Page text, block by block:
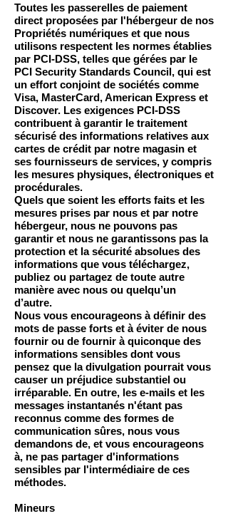
Toutes les passerelles de paiement
direct proposées par l'hébergeur de nos
Propriétés numériques et que nous
utilisons respectent les normes établies
par PCI-DSS, telles que gérées par le
PCI Security Standards Council, qui est
un effort conjoint de sociétés comme
Visa, MasterCard, American Express et
Discover. Les exigences PCI-DSS
contribuent à garantir le traitement
sécurisé des informations relatives aux
cartes de crédit par notre magasin et
ses fournisseurs de services, y compris
les mesures physiques, électroniques et
procédurales.
Quels que soient les efforts faits et les
mesures prises par nous et par notre
hébergeur, nous ne pouvons pas
garantir et nous ne garantissons pas la
protection et la sécurité absolues des
informations que vous téléchargez,
publiez ou partagez de toute autre
manière avec nous ou quelqu’un
d’autre.
Nous vous encourageons à définir des
mots de passe forts et à éviter de nous
fournir ou de fournir à quiconque des
informations sensibles dont vous
pensez que la divulgation pourrait vous
causer un préjudice substantiel ou
irréparable. En outre, les e-mails et les
messages instantanés n'étant pas
reconnus comme des formes de
communication sûres, nous vous
demandons de, et vous encourageons
à, ne pas partager d'informations
sensibles par l'intermédiaire de ces
méthodes.
Mineurs